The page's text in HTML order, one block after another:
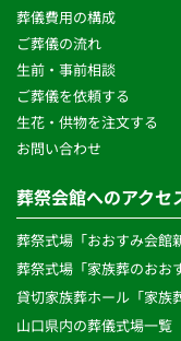
葬儀費用の構成
ご葬儀の流れ
生前・事前相談
ご葬儀を依頼する
生花・供物を注文する
お問い合わせ
葬祭会館へのアクセ
葬祭式場「おおすみ会館
葬祭式場「家族葬のおお
貸切家族葬ホール「家族
山口県内の葬儀式場一覧